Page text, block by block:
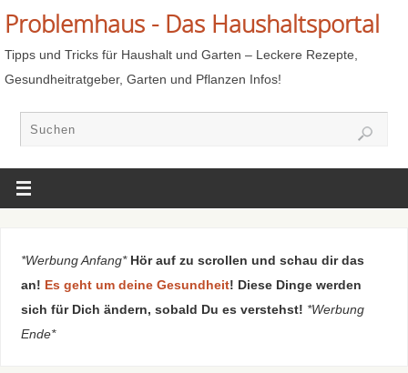
Problemhaus - Das Haushaltsportal
Tipps und Tricks für Haushalt und Garten – Leckere Rezepte,
Gesundheitratgeber, Garten und Pflanzen Infos!
*Werbung Anfang* Hör auf zu scrollen und schau dir das
an! Es geht um deine Gesundheit! Diese Dinge werden
sich für Dich ändern, sobald Du es verstehst! *Werbung
Ende*